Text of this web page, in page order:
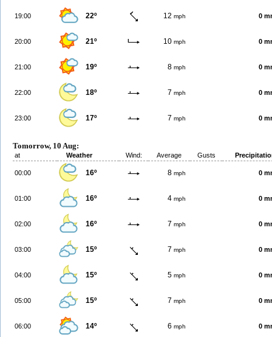
19:00 22º 12 mph 0
20:00 21º 10 mph 0
21:00 19º 8 mph 0
22:00 18º 7 mph 0
23:00 17º 7 mph 0
Tomorrow, 10 Aug:
at Weather Wind: Average Gusts
00:00 16º 8 mph 0
01:00 16º 4 mph 0
02:00 16º 7 mph 0
03:00 15º 7 mph 0
04:00 15º 5 mph 0
05:00 15º 7 mph 0
06:00 14º 6 mph 0